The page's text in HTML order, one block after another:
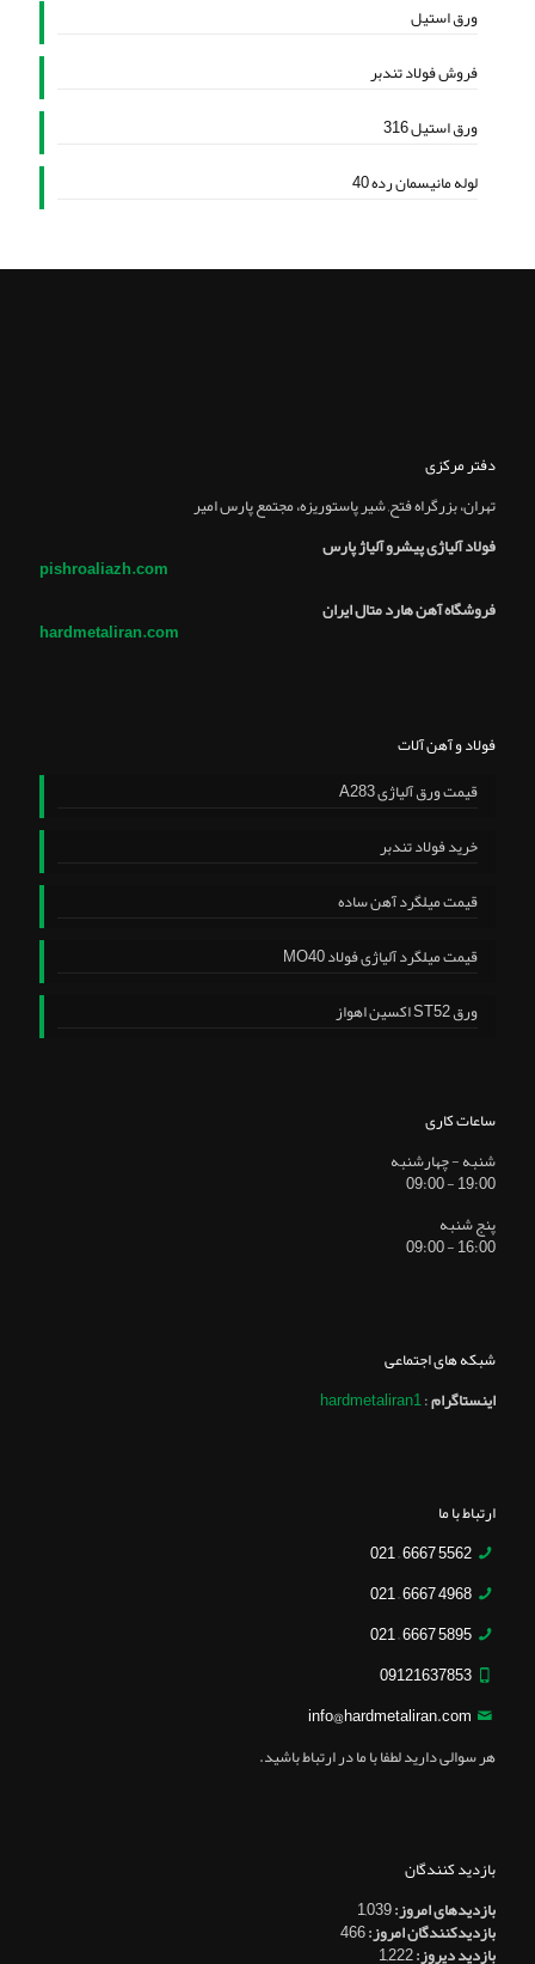
ورق استیل
فروش فولاد تندبر
ورق استیل 316
لوله مانیسمان رده 40
دفتر مرکزی
تهران، بزرگراه فتح, شير پاستوريزه، مجتمع پارس امير
فولاد آلیاژی پیشرو آلیاژ پارس
pishroaliazh.com
فروشگاه آهن هارد متال ایران
hardmetaliran.com
فولاد و آهن آلات
قیمت ورق آلیاژی A283
خرید فولاد تندبر
قیمت میلگرد آهن ساده
قیمت میلگرد آلیاژی فولاد MO40
ورق ST52 اکسین اهواز
ساعات کاری
شنبه - چهارشنبه
19:00 - 09:00
پنج شنبه
16:00 - 09:00
شبکه های اجتماعی
اینستاگرام:
hardmetaliran1
ارتباط با ما
5562 6667 – 021
4968 6667 – 021
5895 6667 – 021
09121637853
info@hardmetaliran.com
هر سوالی دارید لطفا با ما در ارتباط باشید.
بازدید کنندگان
بازدیدهای امروز:1,039
بازدیدکنندگان امروز:466
بازدید دیروز:1,222